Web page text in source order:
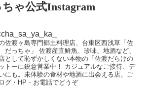
ゃ公式Instagram
佐渡ヶ島専門郷土料理店、台東区西浅草「佐
っちゃ」
佐渡産直鮮魚、珍味、地酒など、
として恥ずかしくない本物の「佐渡だらけの
トーに鋭意営業中！
カジュアルなご接待、デ
にも。未体験の食材や地酒に出会える店。ご
グ・HP・お電話でどうぞ